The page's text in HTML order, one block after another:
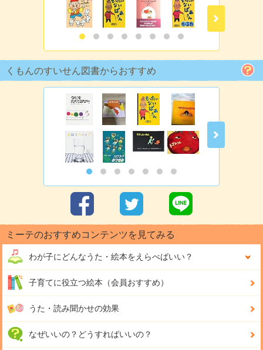
くもんのすいせん図書からおすすめ
ミーテのおすすめコンテンツを見てみる
わが子にどんなうた・絵本をえらべばいい？
子育てに役立つ絵本（会員おすすめ）
うた・読み聞かせの効果
なぜいいの？どうすればいいの？